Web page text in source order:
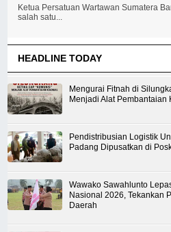
Ketua Persatuan Wartawan Sumatera
salah satu...
HEADLINE TODAY
Mengurai Fitnah di
Menjadi Alat Pembantaian
Pendistribusian Logistik
Padang Dipusatkan di
Wawako Sawahlunto
Nasional 2026, Tekankan
Daerah